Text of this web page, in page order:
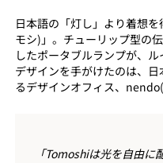
日本語の「灯し」より着想
モシ)」。チューリップ型の
したポータブルランプが、
デザインを手がけたのは、
るデザインオフィス、nendo(
「Tomoshiは光を自由